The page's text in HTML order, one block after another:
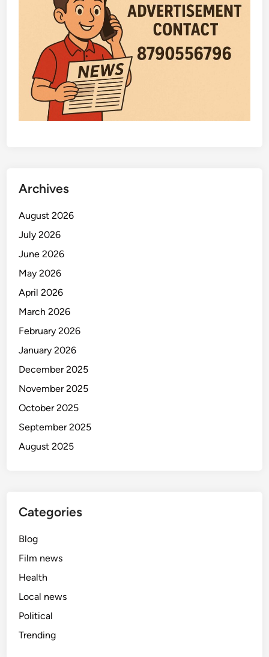
Archives
August 2026
July 2026
June 2026
May 2026
April 2026
March 2026
February 2026
January 2026
December 2025
November 2025
October 2025
September 2025
August 2025
Categories
Blog
Film news
Health
Local news
Political
Trending